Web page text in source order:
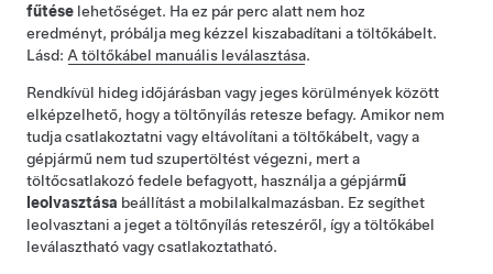
fűtése lehetőséget. Ha ez pár perc alatt nem hoz
eredményt, próbálja meg kézzel kiszabadítani a töltőkábelt.
Lásd: A töltőkábel manuális leválasztása.
Rendkívül hideg időjárásban vagy jeges körülmények között
elképzelhető, hogy a töltőnyílás retesze befagy. Amikor nem
tudja csatlakoztatni vagy eltávolítani a töltőkábelt, vagy a
gépjármű nem tud szupertöltést végezni, mert a
töltőcsatlakozó fedele befagyott, használja a gépjármű
leolvasztása beállítást a mobilalkalmazásban. Ez segíthet
leolvasztani a jeget a töltőnyílás reteszéről, így a töltőkábel
leválasztható vagy csatlakoztatható.